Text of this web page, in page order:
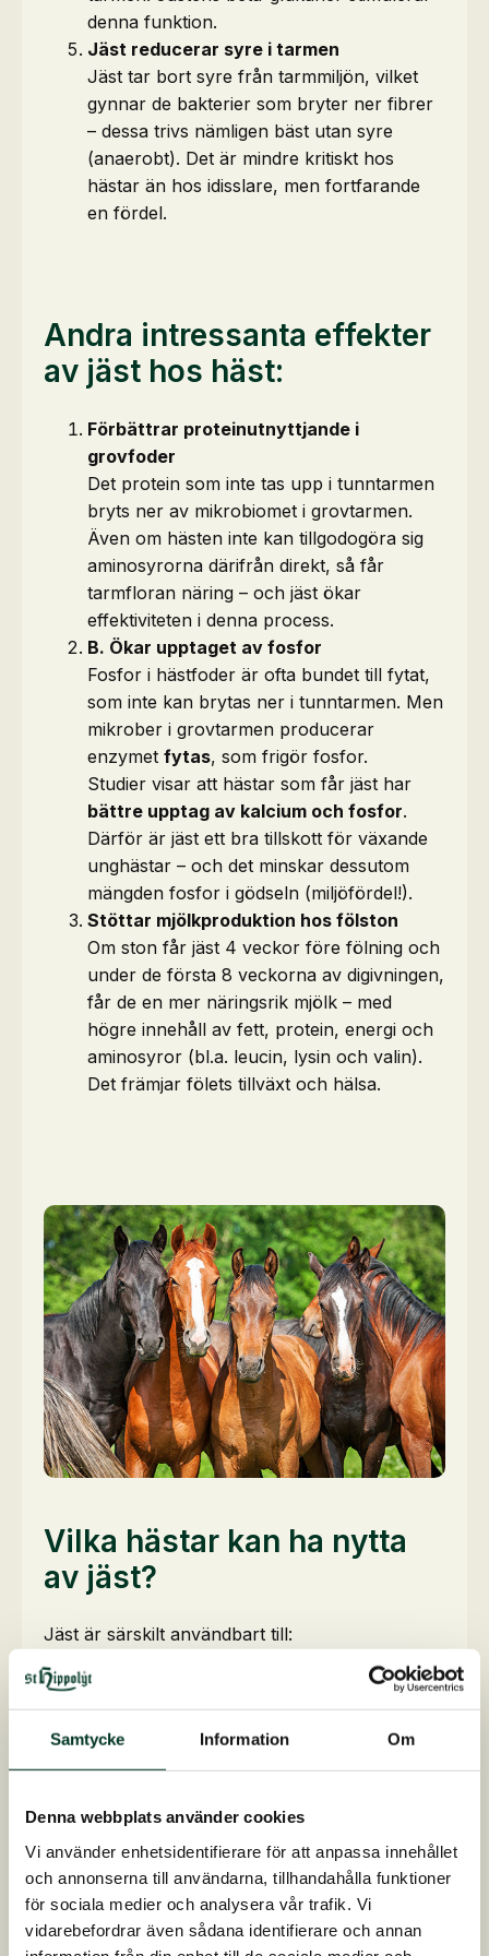
Samtycke Information Om
Denna webbplats använder cookies
Vi använder enhetsidentifierare för att anpassa innehållet
och annonserna till användarna, tillhandahålla funktioner
för sociala medier och analysera vår trafik. Vi
vidarebefordrar även sådana identifierare och annan
denna funktion.
Jäst reducerar syre i tarmen
Jäst tar bort syre från tarmmiljön, vilket
gynnar de bakterier som bryter ner fibrer
– dessa trivs nämligen bäst utan syre
(anaerobt). Det är mindre kritiskt hos
hästar än hos idisslare, men fortfarande
en fördel.
Andra intressanta effekter
av jäst hos häst:
Förbättrar proteinutnyttjande i
grovfoder
Det protein som inte tas upp i tunntarmen
bryts ner av mikrobiomet i grovtarmen.
Även om hästen inte kan tillgodogöra sig
aminosyrorna därifrån direkt, så får
tarmfloran näring – och jäst ökar
effektiviteten i denna process.
B. Ökar upptaget av fosfor
Fosfor i hästfoder är ofta bundet till fytat,
som inte kan brytas ner i tunntarmen. Men
mikrober i grovtarmen producerar
enzymet fytas, som frigör fosfor.
Studier visar att hästar som får jäst har
bättre upptag av kalcium och fosfor.
Därför är jäst ett bra tillskott för växande
unghästar – och det minskar dessutom
mängden fosfor i gödseln (miljöfördel!).
Stöttar mjölkproduktion hos fölston
Om ston får jäst 4 veckor före fölning och
under de första 8 veckorna av digivningen,
får de en mer näringsrik mjölk – med
högre innehåll av fett, protein, energi och
aminosyror (bl.a. leucin, lysin och valin).
Det främjar fölets tillväxt och hälsa.
Vilka hästar kan ha nytta
av jäst?
Jäst är särskilt användbart till:
Hästar som får grovfoder med högt
innehåll av svårsmälta grova fibrer (NDF)
Hästar med matsmältningsproblem (t.ex.
Hästar med problem med hud, päls eller
hovar
Dräktiga och digivande ston
Växande unghästar
Äldre hästar eller hästar som har svårt att
hålla hullet